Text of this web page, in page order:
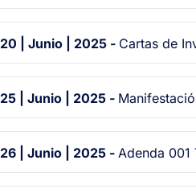
20 | Junio | 2025 - Cartas de
25 | Junio | 2025 -
26 | Junio | 2025 - Adenda 001